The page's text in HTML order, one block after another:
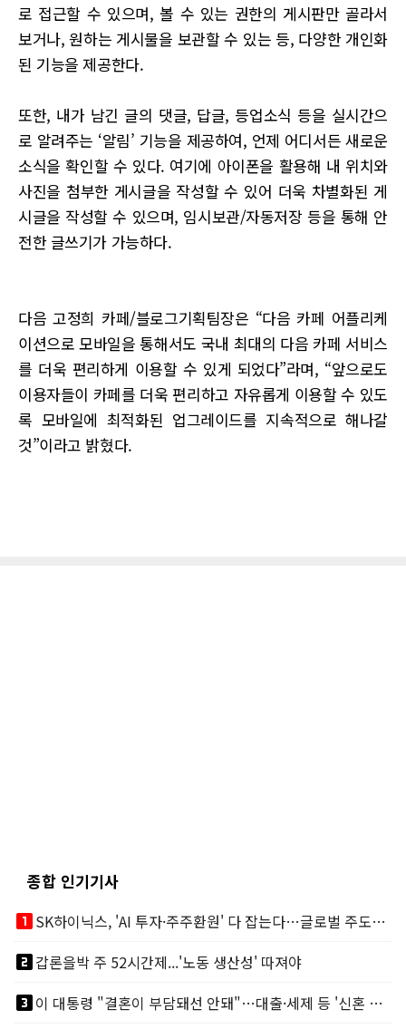
로 접근할 수 있으며, 볼 수 있는 권한의 게시판만 골라서
보거나, 원하는 게시물을 보관할 수 있는 등, 다양한 개인화
된 기능을 제공한다.
또한, 내가 남긴 글의 댓글, 답글, 등업소식 등을 실시간으
로 알려주는 ‘알림’ 기능을 제공하여, 언제 어디서든 새로운
소식을 확인할 수 있다. 여기에 아이폰을 활용해 내 위치와
사진을 첨부한 게시글을 작성할 수 있어 더욱 차별화된 게
시글을 작성할 수 있으며, 임시보관/자동저장 등을 통해 안
전한 글쓰기가 가능하다.
다음 고정희 카페/블로그기획팀장은 “다음 카페 어플리케
이션으로 모바일을 통해서도 국내 최대의 다음 카페 서비스
를 더욱 편리하게 이용할 수 있게 되었다”라며, “앞으로도
이용자들이 카페를 더욱 편리하고 자유롭게 이용할 수 있도
록 모바일에 최적화된 업그레이드를 지속적으로 해나갈
것”이라고 밝혔다.
종합 인기기사
looks_one
SK하이닉스, 'AI 투자·주주환원' 다 잡는다…글로벌 주도권 굳히기
looks_two갑론을박 주 52시간제...'노동 생산성' 따져야
looks_3
이 대통령 "결혼이 부담돼선 안돼"…대출·세제 등 '신혼 걸림돌' 제거